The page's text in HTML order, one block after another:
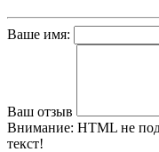
Ваше имя:
Ваш отзыв
Внимание: HTML не
текст!